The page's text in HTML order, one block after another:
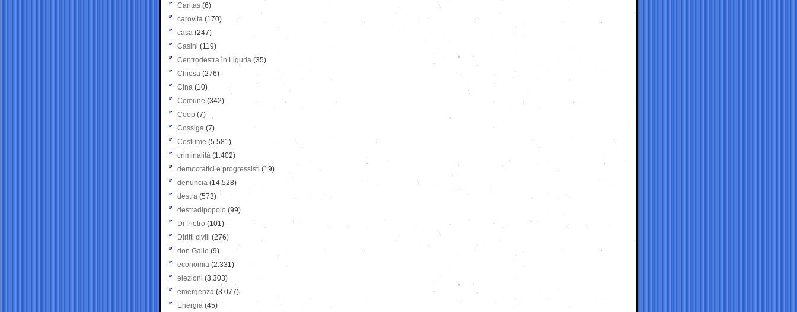
Caritas (6)
carovita (170)
casa (247)
Casini (119)
Centrodestra in Liguria (35)
Chiesa (276)
Cina (10)
Comune (342)
Coop (7)
Cossiga (7)
Costume (5.581)
criminalità (1.402)
democratici e progressisti (19)
denuncia (14.528)
destra (573)
destradipopolo (99)
Di Pietro (101)
Diritti civili (276)
don Gallo (9)
economia (2.331)
elezioni (3.303)
emergenza (3.077)
Energia (45)